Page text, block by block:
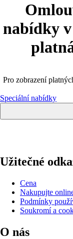
nabídky
Pro zobrazení
Speciální nabídky
Užitečné
Cena
Nakupujte
Podmínky
Soukromí a
O nás